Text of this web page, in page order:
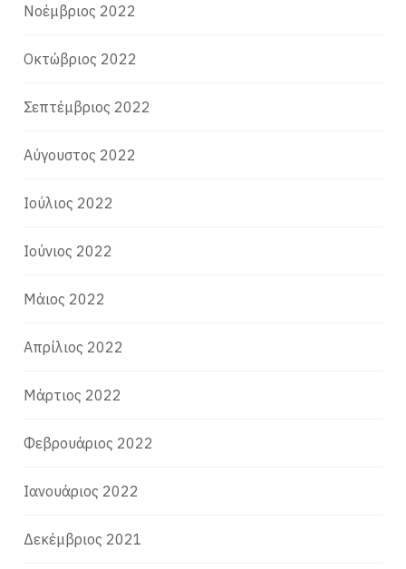
Νοέμβριος 2022
Οκτώβριος 2022
Σεπτέμβριος 2022
Αύγουστος 2022
Ιούλιος 2022
Ιούνιος 2022
Μάιος 2022
Απρίλιος 2022
Μάρτιος 2022
Φεβρουάριος 2022
Ιανουάριος 2022
Δεκέμβριος 2021